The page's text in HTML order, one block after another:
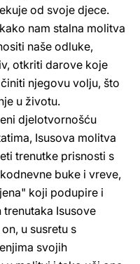
od svoje djece.
nam stalna molitva
naše odluke,
otkriti darove koje
njegovu volju, što
u životu.
djelotvornošću
Isusova molitva
trenutke prisnosti s
buke i vreve,
koji podupire i
Isusove
u susretu s
svojih